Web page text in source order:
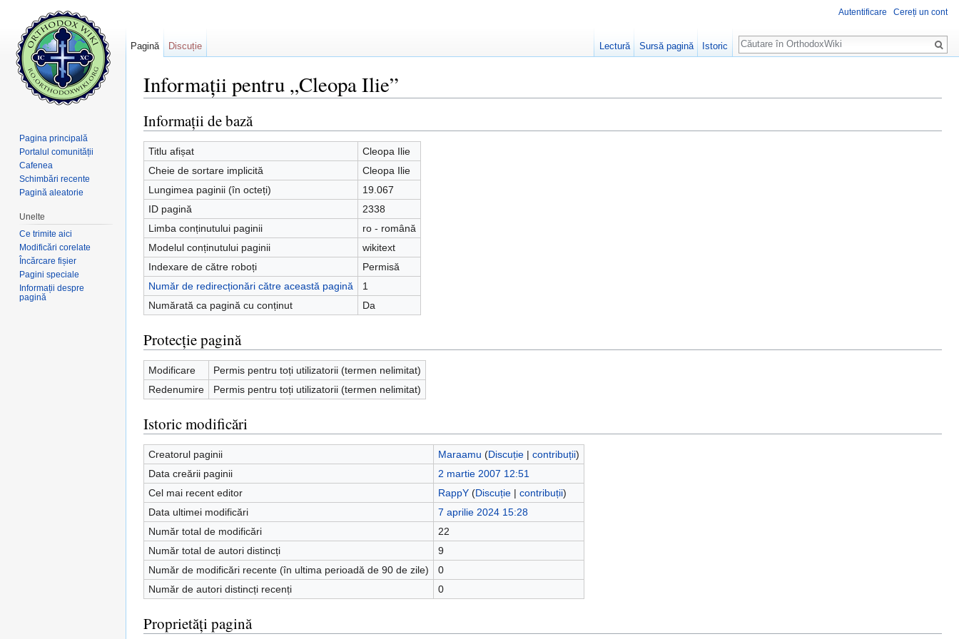
Informații pentru „Cleopa Ilie”
Informații de bază
Titlu afișat
Cleopa Ilie
Cheie de sortare implicită
Cleopa Ilie
Lungimea paginii (în octeți)
19.067
ID pagină
2338
Limba conținutului paginii
ro - română
Modelul conținutului paginii
wikitext
Indexare de către roboți
Permisă
Număr de redirecționări către această pagină
1
Numărată ca pagină cu conținut
Da
Protecție pagină
Modificare
Permis pentru toți utilizatorii (termen nelimitat)
Redenumire
Permis pentru toți utilizatorii (termen nelimitat)
Istoric modificări
Creatorul paginii Maraamu (Discuție| contribuții)
Data creării paginii
2 martie 2007 12:51
Cel mai recent editor
RappY (Discuție| contribuții)
Data ultimei modificări
7 aprilie 2024 15:28
Număr total de modificări
22
Număr total de autori distincți
9
Număr de modificări recente (în ultima perioadă de 90 de zile)
0
Număr de autori distincți recenți
0
Proprietăți pagină
Autentificare Cereți un cont
Pagină Discuție Lectură Sursă pagină Istoric
Căutare
Pagina principală
Portalul comunității
Cafenea
Schimbări recente
Pagină aleatorie
Unelte
Ce trimite aici
Modificări corelate
Încărcare fișier
Pagini speciale
Informații despre
pagină